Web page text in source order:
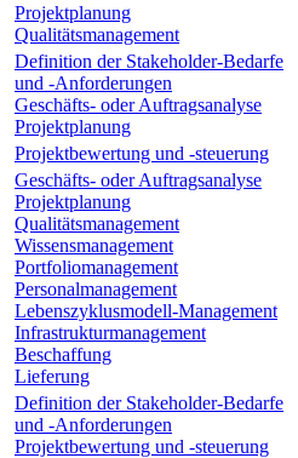
Projektplanung
Qualitätsmanagement
Definition der Stakeholder-Bedarfe
und -Anforderungen
Geschäfts- oder Auftragsanalyse
Projektplanung
Projektbewertung und -steuerung
Geschäfts- oder Auftragsanalyse
Projektplanung
Qualitätsmanagement
Wissensmanagement
Portfoliomanagement
Personalmanagement
Lebenszyklusmodell-Management
Infrastrukturmanagement
Beschaffung
Lieferung
Definition der Stakeholder-Bedarfe
und -Anforderungen
Projektbewertung und -steuerung